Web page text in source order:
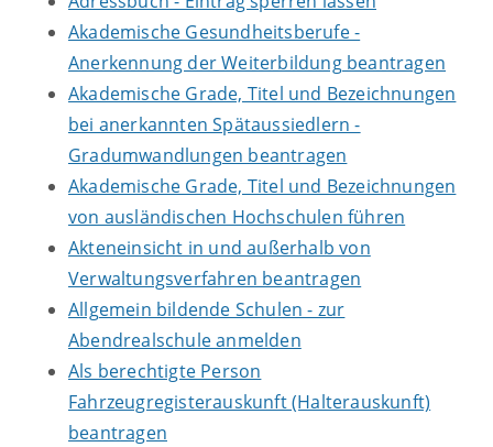
Akademische Gesundheitsberufe -
Anerkennung der Weiterbildung beantragen
Akademische Grade, Titel und Bezeichnungen
bei anerkannten Spätaussiedlern -
Gradumwandlungen beantragen
Akademische Grade, Titel und Bezeichnungen
von ausländischen Hochschulen führen
Akteneinsicht in und außerhalb von
Verwaltungsverfahren beantragen
Allgemein bildende Schulen - zur
Abendrealschule anmelden
Als berechtigte Person
Fahrzeugregisterauskunft (Halterauskunft)
beantragen